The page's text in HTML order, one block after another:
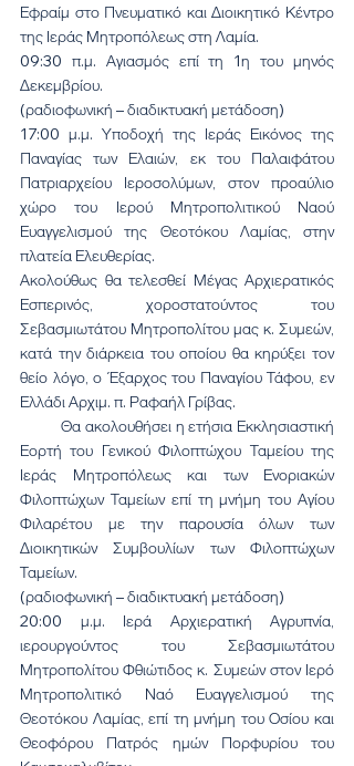
Εφραίμ στο Πνευματικό και Διοικητικό Κέντρο
της Ιεράς Μητροπόλεως στη Λαμία.
09:30 π.μ. Αγιασμός επί τη 1η του μηνός
Δεκεμβρίου.
(ραδιοφωνική – διαδικτυακή μετάδοση)
17:00 μ.μ. Υποδοχή της Ιεράς Εικόνος της
Παναγίας των Ελαιών, εκ του Παλαιφάτου
Πατριαρχείου Ιεροσολύμων, στον προαύλιο
χώρο του Ιερού Μητροπολιτικού Ναού
Ευαγγελισμού της Θεοτόκου Λαμίας, στην
πλατεία Ελευθερίας.
Ακολούθως θα τελεσθεί Μέγας Αρχιερατικός
Εσπερινός, χοροστατούντος του
Σεβασμιωτάτου Μητροπολίτου μας κ. Συμεών,
κατά την διάρκεια του οποίου θα κηρύξει τον
θείο λόγο, ο Έξαρχος του Παναγίου Τάφου, εν
Ελλάδι Αρχιμ. π. Ραφαήλ Γρίβας.
          Θα ακολουθήσει η ετήσια Εκκλησιαστική
Εορτή του Γενικού Φιλοπτώχου Ταμείου της
Ιεράς Μητροπόλεως και των Ενοριακών
Φιλοπτώχων Ταμείων επί τη μνήμη του Αγίου
Φιλαρέτου με την παρουσία όλων των
Διοικητικών Συμβουλίων των Φιλοπτώχων
Ταμείων.
(ραδιοφωνική – διαδικτυακή μετάδοση)
20:00 μ.μ. Ιερά Αρχιερατική Αγρυπνία,
ιερουργούντος του Σεβασμιωτάτου
Μητροπολίτου Φθιώτιδος κ. Συμεών στον Ιερό
Μητροπολιτικό Ναό Ευαγγελισμού της
Θεοτόκου Λαμίας, επί τη μνήμη του Οσίου και
Θεοφόρου Πατρός ημών Πορφυρίου του